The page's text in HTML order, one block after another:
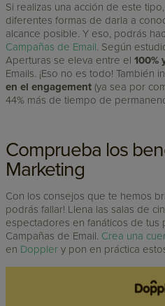
Si realizas una acción de este
diferentes formas de darla a
alcance posible. Y eso, podrás
Campañas de Email. Según
Aperturas se eleva entre el100%
Emails. ¡Eso no es todo!
en el engagement (ya sea por
44% más de tiempo de
Comprueba los
Marketing
Con los consejos que te hemos
podrás fallar! Llena las salas de
espectadores en fanáticos de tus
Campañas de Email. Crea una
en Doppler y pon en práctica